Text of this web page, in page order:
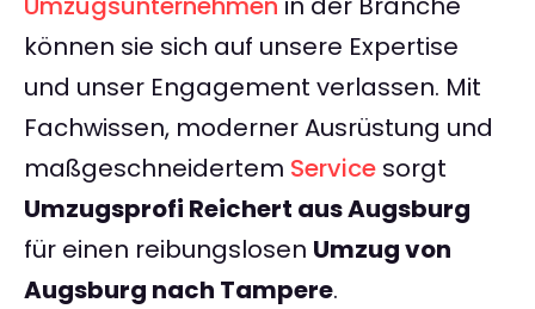
können sie sich auf unsere Expertise
und unser Engagement verlassen. Mit
Fachwissen, moderner Ausrüstung und
maßgeschneidertem Service sorgt
Umzugsprofi Reichert aus Augsburg
für einen reibungslosen Umzug von
Augsburg nach Tampere.